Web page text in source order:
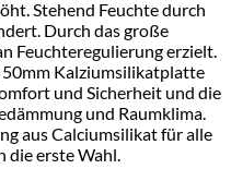
Stehend Feuchte durch
Durch das große
Feuchteregulierung erzielt.
50mm Kalziumsilikatplatte
und Sicherheit und die
und Raumklima.
aus Calciumsilikat für alle
die erste Wahl.